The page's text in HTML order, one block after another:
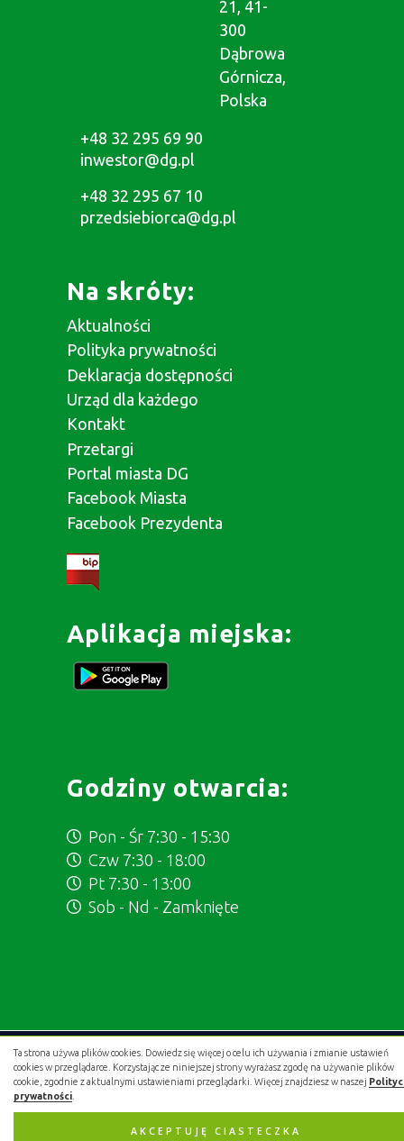
Ta strona używa plików cookies. Dowiedz się więcej o celu ich używania i zmianie ustawień
cookies w przeglądarce. Korzystając ze niniejszej strony wyrażasz zgodę na używanie plików
cookie, zgodnie z aktualnymi ustawieniami przeglądarki. Więcej znajdziesz w naszej
prywatności
AKCEPTUJĘ CIASTECZKA
21, 41-
300
Dąbrowa
Górnicza,
Polska
+48 32 295 69 90
inwestor@dg.pl
+48 32 295 67 10
przedsiebiorca@dg.pl
Na skróty:
Aktualności
Polityka prywatności
Deklaracja dostępności
Urząd dla każdego
Kontakt
Przetargi
Portal miasta DG
Facebook Miasta
Facebook Prezydenta
Aplikacja miejska:
Godziny otwarcia:
Pon - Śr 7:30 - 15:30
Czw 7:30 - 18:00
Pt 7:30 - 13:00
Sob - Nd - Zamknięte
Projekt i wykonanie:.gold studio digital